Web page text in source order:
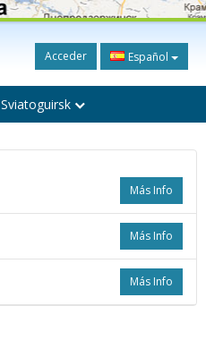
Acceder Español
Sviatoguirsk
Más Info
Más Info
Más Info